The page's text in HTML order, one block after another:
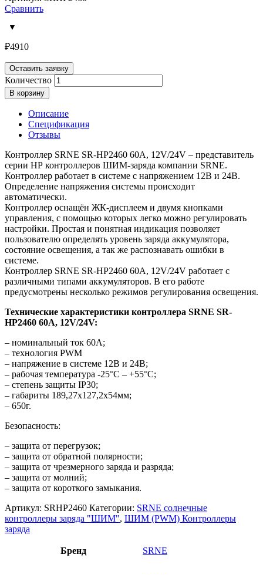
Сравнить
₽4910
Оставить заявку
Количество
В корзину
Описание
Спецификация
Отзывы
Контроллер SRNE SR-HP2460 60A, 12V/24V – представитель
серии HP контроллеров ШИМ-заряда компании SRNE.
Контроллер работает в системе с напряжением 12В и 24В.
Определение напряжения системы происходит
автоматически.
Контроллер оснащён ЖК-дисплеем и двумя кнопками
управления, с помощью которых легко можно регулировать
настройки. Простая и понятная индикация позволяет
пользователю определять уровень заряда аккумулятора,
состояние освещения, а так же распознавать ошибки в
системе.
Контроллер SRNE SR-HP2460 60A, 12V/24V работает с
различными типами аккумуляторов. В его работе
предусмотрены несколько режимов регулирования освещения.
Технические характеристики контроллера SRNE SR-
HP2460 60A, 12V/24V:
– номинальный ток 60А;
– технология PWM
– напряжение в системе 12В и 24В;
– рабочая температура -25°С – +55°С;
– степень защиты IP30;
– габариты 189,27х127,2х54мм;
– 650г.
Безопасность:
– защита от перегрузок;
– защита от обратной полярности;
– защита от чрезмерного заряда и разряда;
– защита от молний;
– защита от короткого замыкания.
Артикул: SRHP2460 Категории: SRNE солнечные
контроллеры заряда "ШИМ", ШИМ (PWM) Контроллеры
заряда
Бренд SRNE